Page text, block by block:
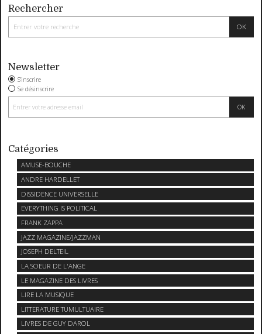
Rechercher
Newsletter
S'inscrire
Se désinscrire
Catégories
AMUSE-BOUCHE
ANDRE HARDELLET
DISSIDENCE UNIVERSELLE
EVERYTHING IS POLITICAL
FRANK ZAPPA
JAZZ MAGAZINE/JAZZMAN
JOSEPH DELTEIL
LA SOEUR DE L'ANGE
LE MAGAZINE DES LIVRES
LIRE LA MUSIQUE
LITTERATURE TUMULTUAIRE
LIVRES DE GUY DAROL